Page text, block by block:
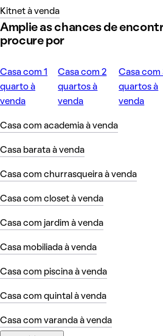
Kitnet à venda
Amplie as chances de
procure por
Casa com 1
quarto à
venda
Casa com 2
quartos à
venda
Casa com
quartos à
venda
Casa com academia à venda
Casa barata à venda
Casa com churrasqueira à venda
Casa com closet à venda
Casa com jardim à venda
Casa mobiliada à venda
Casa com piscina à venda
Casa com quintal à venda
Casa com varanda à venda